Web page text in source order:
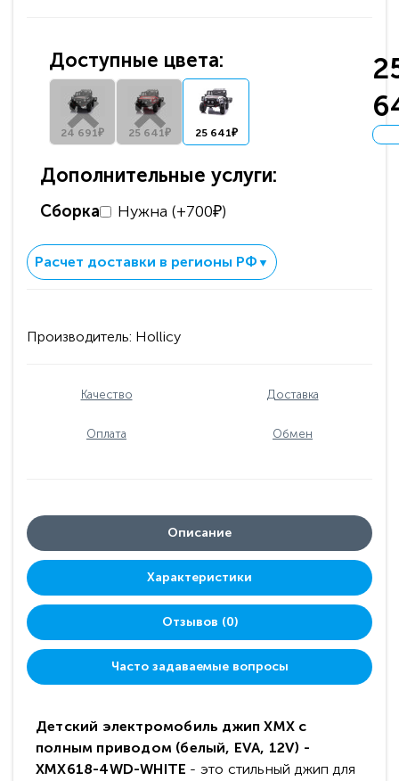
Доступные цвета:
24 691₽ 25 641₽ 25 641₽
Дополнительные услуги:
Сборка Нужна (+700₽)
Расчет доставки в регионы РФ ▼
Производитель: Hollicy
Качество Доставка
Оплата Обмен
Описание
Характеристики
Отзывов (0)
Часто задаваемые вопросы
Детский электромобиль джип XMX с
полным приводом (белый, EVA, 12V) -
XMX618-4WD-WHITE - это стильный джип для